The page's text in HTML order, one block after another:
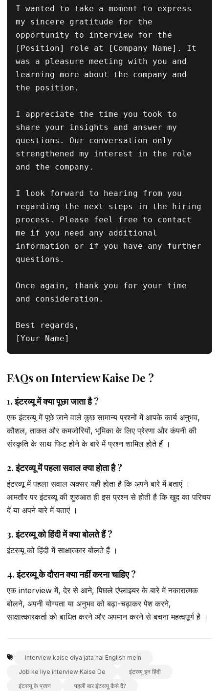
I wanted to take a moment to express
my sincere gratitude for the
opportunity to interview for the
[Position] role at [Company Name]. It
was a pleasure meeting with you and
learning more about the company and
the position.
I appreciate the time you took to
share your insights and answer my
questions. Our conversation only
strengthened my interest in the role
and the company.
I look forward to hearing from you
regarding the next steps in the hiring
process. Please feel free to contact
me if you need any additional
information or if you have any further
questions.
Once again, thank you for your time
and consideration.
Best regards,
[Your Name]
FAQs on Interview Kaise De ?
1. इंटरव्यू में क्या पूछा जाता है ?
एक इंटरव्यू में पूछे जाने वाले कुछ सामान्य प्रश्नों में आपके कार्य अनुभव,
कौशल, ताकत और कमजोरियों, भूमिका के लिए प्रेरणा और कंपनी की
संस्कृति के साथ फिट होने के बारे में प्रश्न शामिल होते हैं ।
2. इंटरव्यू में पहला सवाल क्या होता है ?
इंटरव्यू में पहला सवाल अक्सर यही होता है कि अपने बारे में बताएं ।
आमतौर पर इंटरव्यू की शुरुआत ही इस प्रश्न से होती है कि खुद का परिचय
दें या अपने बारे में बताएं ।
3. इंटरव्यू को हिंदी में क्या बोलते हैं ?
इंटरव्यू को हिंदी में साक्षात्कार बोलते हैं ।
4. इंटरव्यू के दौरान क्या नहीं करना चाहिए ?
एक interview में, देर से आने, पिछले एंप्लाइयर के बारे में नकारात्मक
बोलने, अपनी योग्यता या अनुभव को बढ़ा-चढ़ाकर पेश करने,
साक्षात्कारकर्ता को बाधित करने और अपमान करने से बचना महत्वपूर्ण है ।
Interview kaise diya jata hai English mein
Job ke liye interview Kaise De
इंटरव्यू इन हिंदी
इंटरव्यू के प्रश्न
पहली बार इंटरव्यू कैसे दें?